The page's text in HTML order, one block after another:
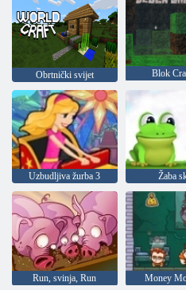
Obrtnički svijet Blok
Uzbudljiva žurba 3 Žaba
Run, svinja, Run Money